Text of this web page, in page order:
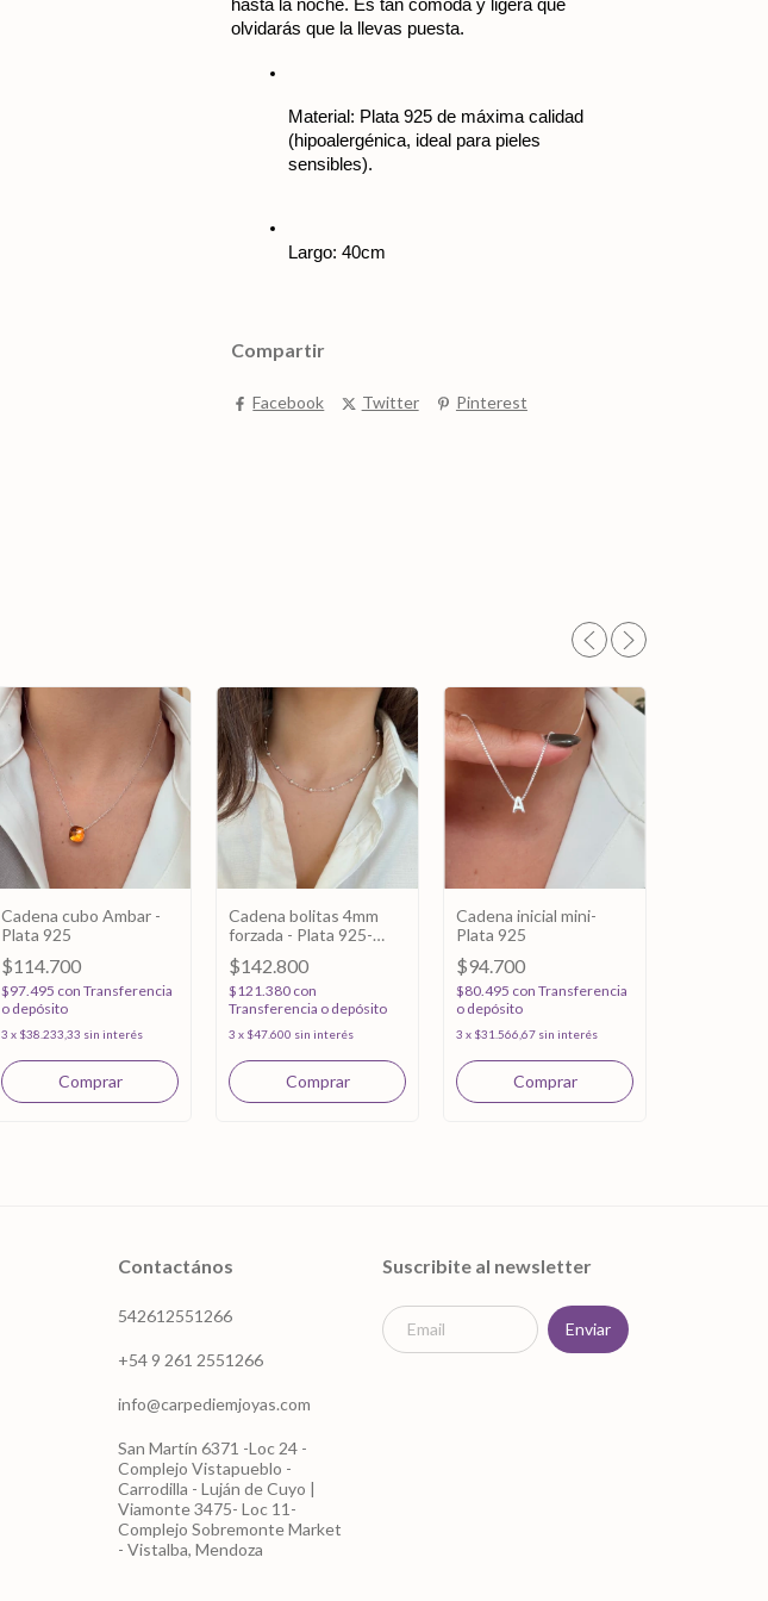
hasta la noche. Es tan cómoda y ligera que
olvidarás que la llevas puesta.
Material: Plata 925 de máxima calidad
(hipoalergénica, ideal para pieles
sensibles).
Largo: 40cm
Compartir
Facebook Twitter Pinterest
Cadena cubo Ambar -
Plata 925
$114.700
$97.495 con Transferencia
o depósito
3 x $38.233,33 sin interés
Cadena bolitas 4mm
forzada - Plata 925-
40cm
$142.800
$121.380 con
Transferencia o depósito
3 x $47.600 sin interés
Cadena inicial mini-
Plata 925
$94.700
$80.495 con Transferencia
o depósito
3 x $31.566,67 sin interés
Comprar
Contactános
542612551266
+54 9 261 2551266
info@carpediemjoyas.com
San Martín 6371 -Loc 24 -
Complejo Vistapueblo -
Carrodilla - Luján de Cuyo |
Viamonte 3475- Loc 11-
Complejo Sobremonte Market
- Vistalba, Mendoza
Suscribite al newsletter